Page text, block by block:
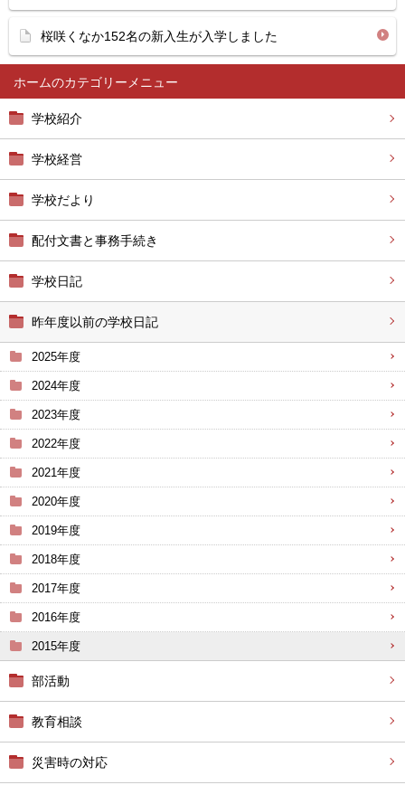
ホーム
学校紹介
学校経営
学校だより
配付文書と事務手続き
学校日記
昨年度以前の学校日記
2025年度
2024年度
2023年度
2022年度
2021年度
2020年度
2019年度
2018年度
2017年度
2016年度
2015年度
部活動
教育相談
災害時の対応
桜咲くなか152名の新入生が入学しました